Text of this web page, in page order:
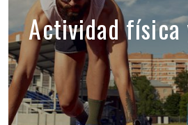
Actividad